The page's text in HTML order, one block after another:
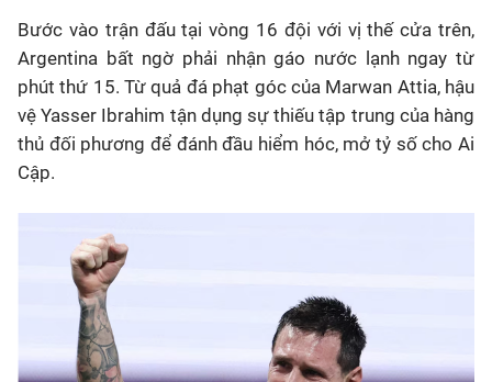
Bước vào trận đấu tại vòng 16 đội với vị thế cửa trên,
Argentina bất ngờ phải nhận gáo nước lạnh ngay từ
phút thứ 15. Từ quả đá phạt góc của Marwan Attia, hậu
vệ Yasser Ibrahim tận dụng sự thiếu tập trung của hàng
thủ đối phương để đánh đầu hiểm hóc, mở tỷ số cho Ai
Cập.